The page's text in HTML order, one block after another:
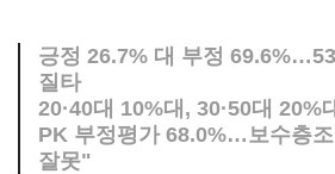
긍정 26.7% 대 부정
질타
20·40대 10%대, 30·50대 20%
PK 부정평가 68.0%…보수층
잘못"